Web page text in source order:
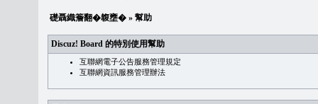
礎聶織簷翻�䪖壅� » 幫助
Discuz! Board 的特別使用幫助
互聯網電子公告服務管理規定
互聯網資訊服務管理辦法